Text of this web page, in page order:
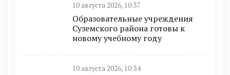
10 августа 2026, 10:37
Образовательные учреждения
Суземского района готовы к
новому учебному году
10 августа 2026, 10:34